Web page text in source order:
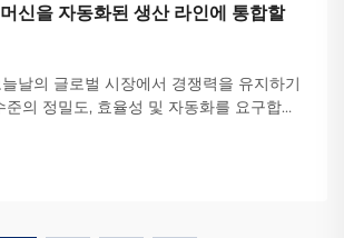
신을 자동화된 생산 라인에 통합할
날의 글로벌 시장에서 경쟁력을 유지하기
의 정밀도, 효율성 및 자동화를 요구합니